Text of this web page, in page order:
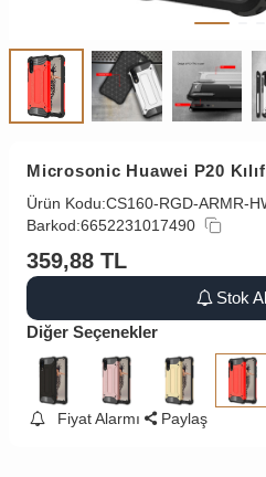
Microsonic Huawei P20
Ürün Kodu:CS160-RGD-ARMR-
Barkod:6652231017490
359,88 TL
Stok
Diğer Seçenekler
Fiyat Alarmı Paylaş